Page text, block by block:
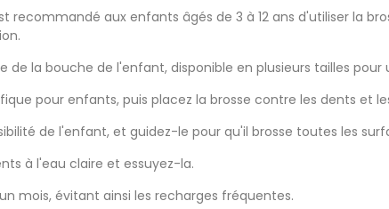
aux enfants âgés de 3 à 12 ans d'utiliser la
de la bouche de l'enfant, disponible en plusieurs tailles
pour enfants, puis placez la brosse contre les dents et
de l'enfant, et guidez-le pour qu'il brosse toutes les
à l'eau claire et essuyez-la.
mois, évitant ainsi les recharges fréquentes.